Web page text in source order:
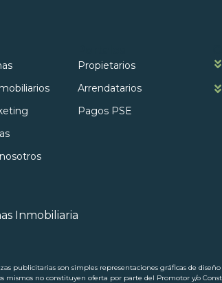
Propietarios
Arrendatarios
Pagos PSE
Inmobiliaria
publicitarias son simples representaciones gráficas de
mismos no constituyen oferta por parte del Promotor y/o